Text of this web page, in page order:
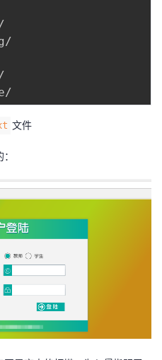
文件